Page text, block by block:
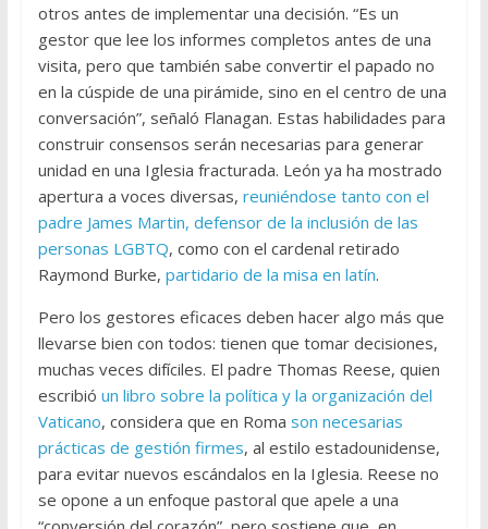
otros antes de implementar una decisión. “Es un
gestor que lee los informes completos antes de una
visita, pero que también sabe convertir el papado no
en la cúspide de una pirámide, sino en el centro de una
conversación”, señaló Flanagan. Estas habilidades para
construir consensos serán necesarias para generar
unidad en una Iglesia fracturada. León ya ha mostrado
apertura a voces diversas, reuniéndose tanto con el
padre James Martin, defensor de la inclusión de las
personas LGBTQ, como con el cardenal retirado
Raymond Burke, partidario de la misa en latín.
Pero los gestores eficaces deben hacer algo más que
llevarse bien con todos: tienen que tomar decisiones,
muchas veces difíciles. El padre Thomas Reese, quien
escribió un libro sobre la política y la organización del
Vaticano, considera que en Roma son necesarias
prácticas de gestión firmes, al estilo estadounidense,
para evitar nuevos escándalos en la Iglesia. Reese no
se opone a un enfoque pastoral que apele a una